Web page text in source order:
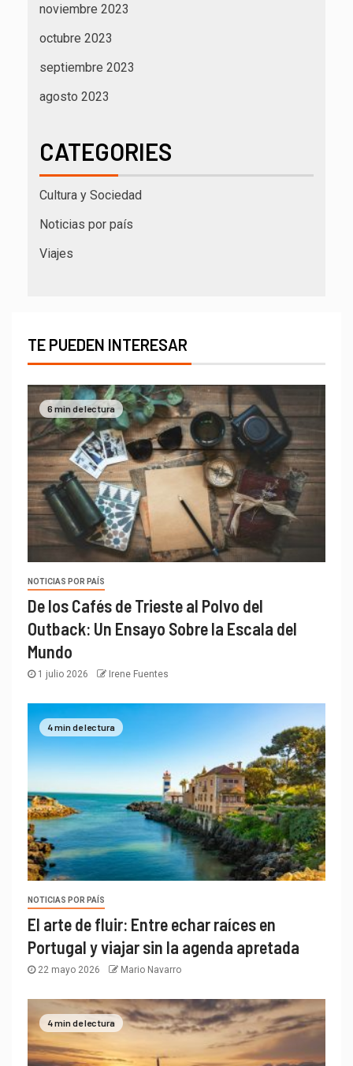
noviembre 2023
octubre 2023
septiembre 2023
agosto 2023
CATEGORIES
Cultura y Sociedad
Noticias por país
Viajes
TE PUEDEN INTERESAR
6 min de lectura
NOTICIAS POR PAÍS
De los Cafés de Trieste al Polvo del
Outback: Un Ensayo Sobre la Escala del
Mundo
1 julio 2026 Irene Fuentes
4 min de lectura
NOTICIAS POR PAÍS
El arte de fluir: Entre echar raíces en
Portugal y viajar sin la agenda apretada
22 mayo 2026 Mario Navarro
4 min de lectura